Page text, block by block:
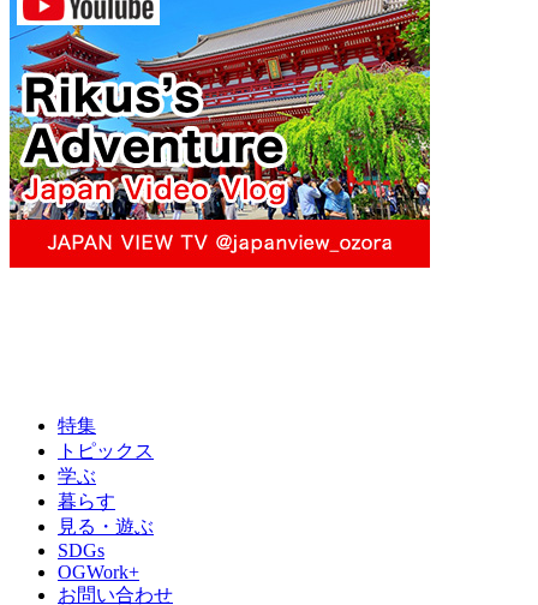
特集
トピックス
学ぶ
暮らす
見る・遊ぶ
SDGs
OGWork+
お問い合わせ